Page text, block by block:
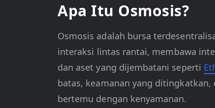
Apa Itu Osmosis?
Osmosis adalah bursa
interaksi lintas rantai, membawa
dan aset yang dijembatani seperti
batas, keamanan yang
bertemu dengan kenyamanan.